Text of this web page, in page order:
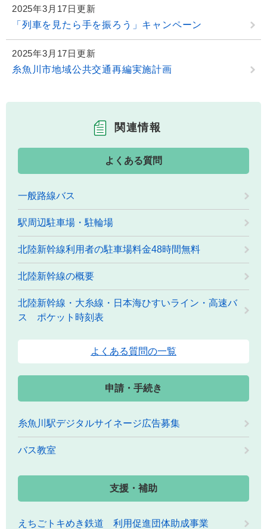
2025年3月17日更新
「列車を見たら手を振ろう」キャンペーン
2025年3月17日更新
糸魚川市地域公共交通再編実施計画
関連情報
よくある質問
一般路線バス
駅周辺駐車場・駐輪場
北陸新幹線利用者の駐車場料金48時間無料
北陸新幹線の概要
北陸新幹線・大糸線・日本海ひすいライン・高速バ
ス ポケット時刻表
よくある質問の一覧
申請・手続き
糸魚川駅デジタルサイネージ広告募集
バス教室
支援・補助
えちごトキめき鉄道 利用促進団体助成事業